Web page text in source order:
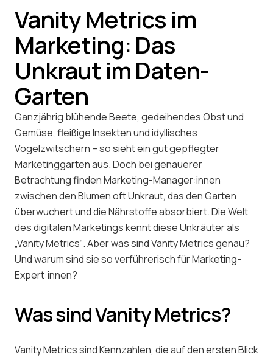
Vanity Metrics im
Marketing: Das
Unkraut im Daten-
Garten
Ganzjährig blühende Beete, gedeihendes Obst und
Gemüse, fleißige Insekten und idyllisches
Vogelzwitschern – so sieht ein gut gepflegter
Marketinggarten aus. Doch bei genauerer
Betrachtung finden Marketing-Manager:innen
zwischen den Blumen oft Unkraut, das den Garten
überwuchert und die Nährstoffe absorbiert. Die Welt
des digitalen Marketings kennt diese Unkräuter als
„Vanity Metrics“. Aber was sind Vanity Metrics genau?
Und warum sind sie so verführerisch für Marketing-
Expert:innen?
Was sind Vanity Metrics?
Vanity Metrics sind Kennzahlen, die auf den ersten Blick